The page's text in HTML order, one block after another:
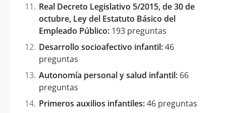
Real Decreto Legislativo 5/2015, de 30 de
octubre, Ley del Estatuto Básico del
Empleado Público: 193 preguntas
Desarrollo socioafectivo infantil:46
preguntas
Autonomía personal y salud infantil: 66
preguntas
Primeros auxilios infantiles:46 preguntas